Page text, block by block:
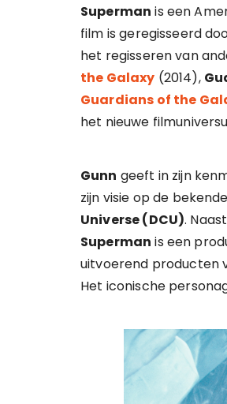
Superman is een
film is geregisseerd
het regisseren van
the Galaxy (2014),
Guardians of the
het nieuwe
Gunn geeft in zijn
zijn visie op de
Universe (DCU).
Superman is een
uitvoerend producten
Het iconische